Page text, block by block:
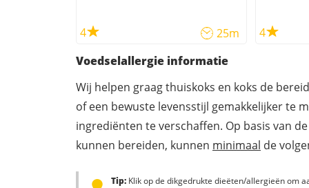
4 25m 4
Voedselallergie informatie
Wij helpen graag thuiskoks en koks de
of een bewuste levensstijl gemakkelijker te
ingrediënten te verschaffen. Op basis van
kunnen bereiden, kunnen minimaal de
Tip: Klik op de dikgedrukte dieëten/allergieën om